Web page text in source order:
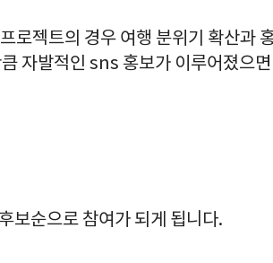
로젝트의 경우 여행 분위기 확산과
자발적인 sns 홍보가 이루어졌으면
보순으로 참여가 되게 됩니다.